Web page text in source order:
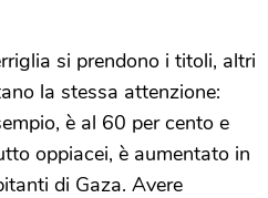
si prendono i titoli, altri
la stessa attenzione:
è al 60 per cento e
oppiacei, è aumentato in
di Gaza. Avere